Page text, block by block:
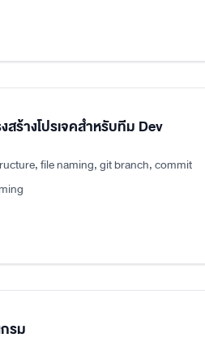
สร้างโปรเจคสำหรับทีม Dev
file naming, git branch, commit
รม